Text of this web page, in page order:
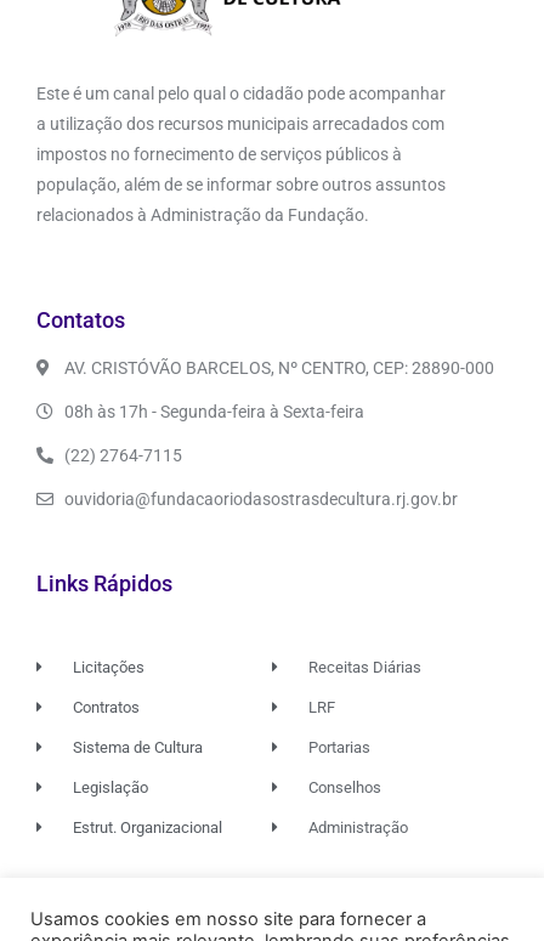
Este é um canal pelo qual o cidadão pode acompanhar
a utilização dos recursos municipais arrecadados com
impostos no fornecimento de serviços públicos à
população, além de se informar sobre outros assuntos
relacionados à Administração da Fundação.
Contatos
AV. CRISTÓVÃO BARCELOS, Nº CENTRO, CEP: 28890-000
08h às 17h - Segunda-feira à Sexta-feira
(22) 2764-7115
ouvidoria@fundacaoriodasostrasdecultura.rj.gov.br
Links Rápidos
Licitações
Contratos
Sistema de Cultura
Legislação
Estrut. Organizacional
Receitas Diárias
LRF
Portarias
Conselhos
Administração
© 2026. TODOS OS DIREITOS RESERVADOS.
Usamos cookies em nosso site para fornecer a